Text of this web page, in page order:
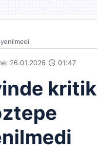
26.01.2026 01:47
kritik